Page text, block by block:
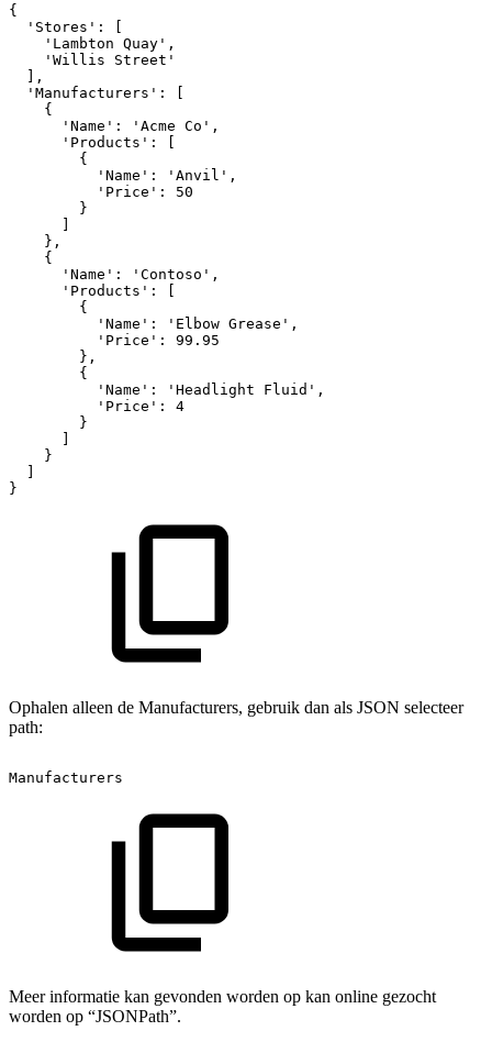
{
'Stores' :
[
'Lambton Quay' ,
'Willis
Street'
] ,
'Manufacturers' :
[
{
'Name' : 'Acme Co' ,
'Products' :
[
{
'Name' : 'Anvil' ,
'Price' :
50
}
]
} ,
{
'Name' : 'Contoso' ,
'Products' :
[
{
'Name' : 'Elbow Grease' ,
'Price' :
99.95
} ,
{
'Name' : 'Headlight Fluid' ,
'Price' :
4
}
]
}
]
}
Ophalen alleen de Manufacturers, gebruik dan als JSON selecteer
path:
Manufacturers
Meer informatie kan gevonden worden op kan online gezocht
worden op “JSONPath”.